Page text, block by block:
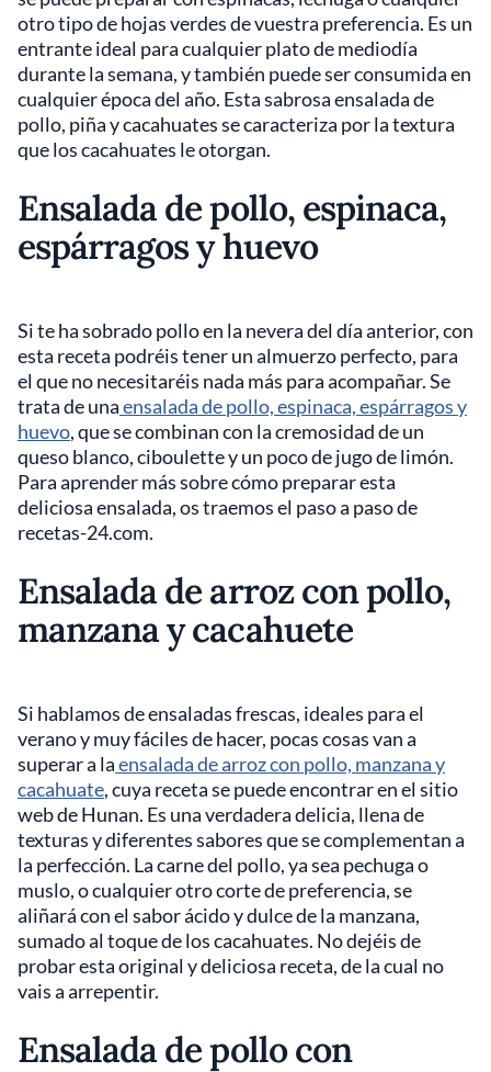
otro tipo de hojas verdes de vuestra preferencia. Es un
entrante ideal para cualquier plato de mediodía
durante la semana, y también puede ser consumida en
cualquier época del año. Esta sabrosa ensalada de
pollo, piña y cacahuates se caracteriza por la textura
que los cacahuates le otorgan.
Ensalada de pollo, espinaca,
espárragos y huevo
Si te ha sobrado pollo en la nevera del día anterior, con
esta receta podréis tener un almuerzo perfecto, para
el que no necesitaréis nada más para acompañar. Se
trata de unaensalada de pollo, espinaca, espárragos y
huevo, que se combinan con la cremosidad de un
queso blanco, ciboulette y un poco de jugo de limón.
Para aprender más sobre cómo preparar esta
deliciosa ensalada, os traemos el paso a paso de
recetas-24.com.
Ensalada de arroz con pollo,
manzana y cacahuete
Si hablamos de ensaladas frescas, ideales para el
verano y muy fáciles de hacer, pocas cosas van a
superar a laensalada de arroz con pollo, manzana y
cacahuate, cuya receta se puede encontrar en el sitio
web de Hunan. Es una verdadera delicia, llena de
texturas y diferentes sabores que se complementan a
la perfección. La carne del pollo, ya sea pechuga o
muslo, o cualquier otro corte de preferencia, se
aliñará con el sabor ácido y dulce de la manzana,
sumado al toque de los cacahuates. No dejéis de
probar esta original y deliciosa receta, de la cual no
vais a arrepentir.
Ensalada de pollo con